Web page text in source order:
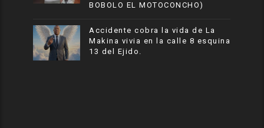
BOBOLO EL MOTOCONCHO)
Accidente cobra la vida de La
Makina vivia en la calle 8 esquina
13 del Ejido.